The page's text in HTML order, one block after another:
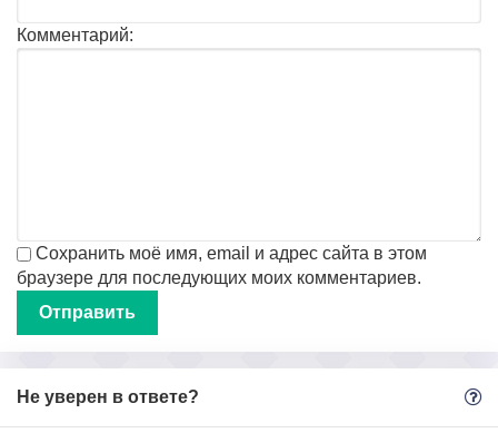
Комментарий:
Сохранить моё имя, email и адрес сайта в этом
браузере для последующих моих комментариев.
Не уверен в ответе?